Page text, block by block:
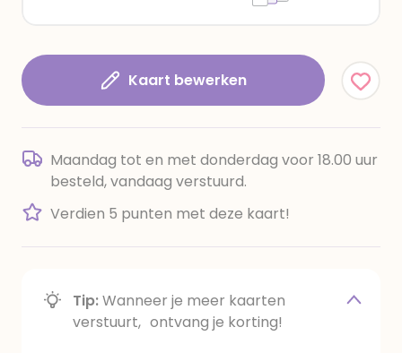
Kaart bewerken
Maandag tot en met donderdag voor 18.00 uur
besteld, vandaag verstuurd.
Verdien 5 punten met deze kaart!
Tip:Wanneer je meer kaarten
verstuurt, ontvang je korting!